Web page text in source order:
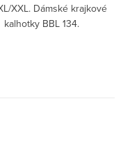
XXL. Dámské krajkové
kalhotky BBL 134.